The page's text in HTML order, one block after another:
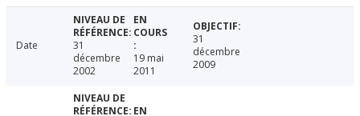
Date
31
décembre
2002
19 mai
2011
31
décembre
2009